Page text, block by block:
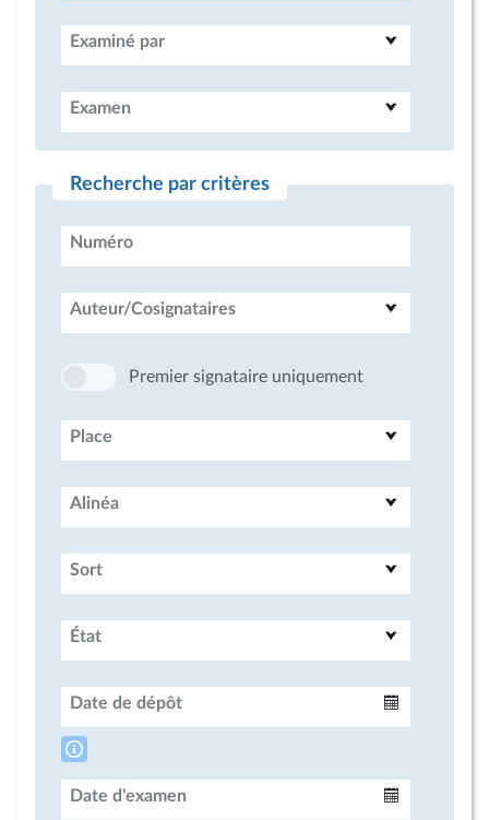
Examiné par
Examen
Recherche par critères
Numéro
Auteur/Cosignataires
Premier signataire uniquement
Place
Alinéa
Sort
État
Date de dépôt
Date d'examen